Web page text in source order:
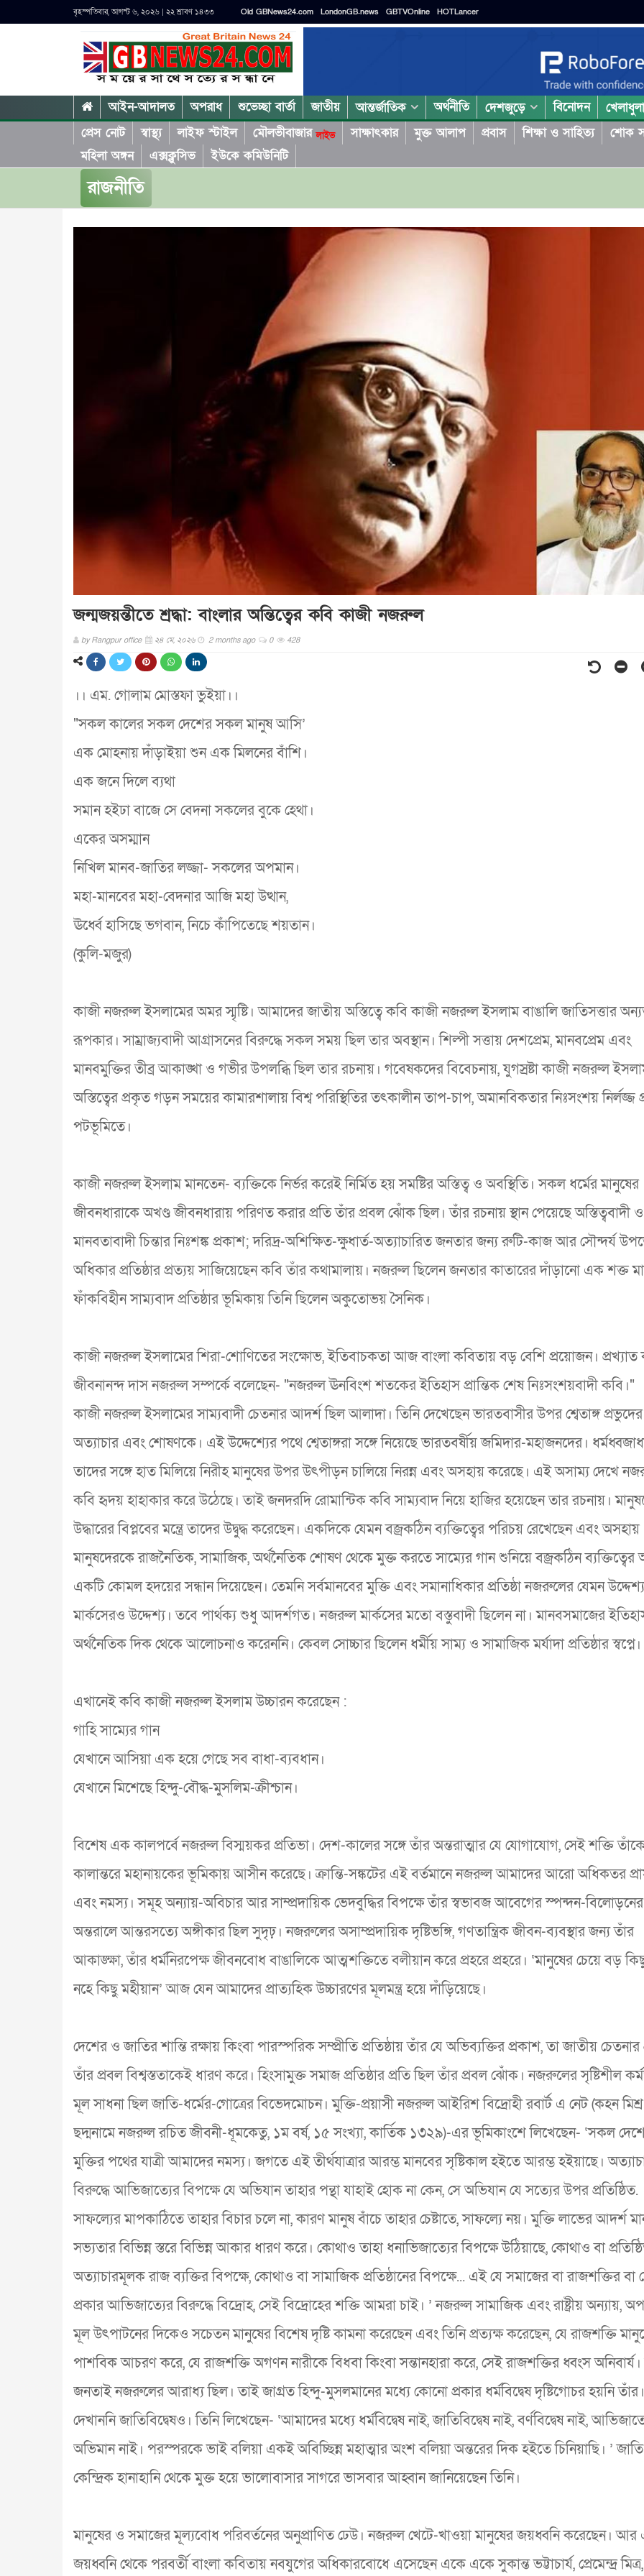
বৃহস্পতিবার, আগস্ট ৬, ২০২৬ | ২২ শ্রাবণ ১৪৩৩ Old GBNews24.com LondonGB.news GBTVOnline HOTLancer
আইন-আদালত অপরাধ শুভেচ্ছা বার্তা জাতীয় আন্তর্জাতিক অর্থনীতি দেশজুড়ে বিনোদন
প্রেস নোট
স্বাস্থ্য লাইফ স্টাইল মৌলভীবাজারলাইভ সাক্ষাৎকার মুক্ত আলাপ প্রবাস শিক্ষা ও সাহিত্য শোক
মহিলা অঙ্গন
এক্সক্লুসিভ ইউকে কমিউনিটি
রাজনীতি
জন্মজয়ন্তীতে শ্রদ্ধা: বাংলার অন্তিত্বের কবি কাজী নজরুল
byRangpur office ২৪ মে, ২০২৬ 2 months ago 0 428
।। এম. গোলাম মোস্তফা ভুইয়া।।
"সকল কালের সকল দেশের সকল মানুষ আসি’
এক মোহনায় দাঁড়াইয়া শুন এক মিলনের বাঁশি।
এক জনে দিলে ব্যথা
সমান হইঢা বাজে সে বেদনা সকলের বুকে হেথা।
একের অসম্মান
নিখিল মানব-জাতির লজ্জা- সকলের অপমান।
মহা-মানবের মহা-বেদনার আজি মহা উত্থান,
ঊর্ধ্বে হাসিছে ভগবান, নিচে কাঁপিতেছে শয়তান।
(কুলি-মজুর)
কাজী নজরুল ইসলামের অমর স্মৃষ্টি। আমাদের জাতীয় অস্তিত্বে কবি কাজী নজরুল ইসলাম বাঙালি জাতিসত্তার
রূপকার। সাম্রাজ্যবাদী আগ্রাসনের বিরুদ্ধে সকল সময় ছিল তার অবস্থান। শিল্পী সত্তায় দেশপ্রেম, মানবপ্রেম এবং
মানবমুক্তির তীব্র আকাঙ্খা ও গভীর উপলব্ধি ছিল তার রচনায়। গবেষকদের বিবেচনায়, যুগস্রষ্টা কাজী নজরুল
অস্তিত্বের প্রকৃত গড়ন সময়ের কামারশালায় বিশ্ব পরিস্থিতির তৎকালীন তাপ-চাপ, অমানবিকতার নিঃসংশয় নির্লজ্জ
পটভূমিতে।
কাজী নজরুল ইসলাম মানতেন- ব্যক্তিকে নির্ভর করেই নির্মিত হয় সমষ্টির অস্তিত্ব ও অবস্থিতি। সকল ধর্মের মানুষের
জীবনধারাকে অখণ্ড জীবনধারায় পরিণত করার প্রতি তাঁর প্রবল ঝোঁক ছিল। তাঁর রচনায় স্থান পেয়েছে অস্তিত্ববাদী ও
মানবতাবাদী চিন্তার নিঃশঙ্ক প্রকাশ; দরিদ্র-অশিক্ষিত-ক্ষুধার্ত-অত্যাচারিত জনতার জন্য রুটি-কাজ আর সৌন্দর্য
অধিকার প্রতিষ্ঠার প্রত্যয় সাজিয়েছেন কবি তাঁর কথামালায়। নজরুল ছিলেন জনতার কাতারের দাঁড়ানো এক শক্ত
ফাঁকবিহীন সাম্যবাদ প্রতিষ্ঠার ভূমিকায় তিনি ছিলেন অকুতোভয় সৈনিক।
কাজী নজরুল ইসলামের শিরা-শোণিতের সংক্ষোভ, ইতিবাচকতা আজ বাংলা কবিতায় বড় বেশি প্রয়োজন। প্রখ্যাত
জীবনানন্দ দাস নজরুল সম্পর্কে বলেছেন- "নজরুল ঊনবিংশ শতকের ইতিহাস প্রান্তিক শেষ নিঃসংশয়বাদী কবি।"
কাজী নজরুল ইসলামের সাম্যবাদী চেতনার আদর্শ ছিল আলাদা। তিনি দেখেছেন ভারতবাসীর উপর শ্বেতাঙ্গ প্রভুদের
অত্যাচার এবং শোষণকে। এই উদ্দেশ্যের পথে শ্বেতাঙ্গরা সঙ্গে নিয়েছে ভারতবর্ষীয় জমিদার-মহাজনদের।
তাদের সঙ্গে হাত মিলিয়ে নিরীহ মানুষের উপর উৎপীড়ন চালিয়ে নিরন্ন এবং অসহায় করেছে। এই অসাম্য দেখে
কবি হৃদয় হাহাকার করে উঠেছে। তাই জনদরদি রোমান্টিক কবি সাম্যবাদ নিয়ে হাজির হয়েছেন তার রচনায়।
উদ্ধারের বিপ্লবের মন্ত্রে তাদের উদ্বুদ্ধ করেছেন। একদিকে যেমন বজ্রকঠিন ব্যক্তিত্বের পরিচয় রেখেছেন এবং অসহায়
মানুষদেরকে রাজনৈতিক, সামাজিক, অর্থনৈতিক শোষণ থেকে মুক্ত করতে সাম্যের গান শুনিয়ে বজ্রকঠিন
একটি কোমল হদয়ের সন্ধান দিয়েছেন। তেমনি সর্বমানবের মুক্তি এবং সমানাধিকার প্রতিষ্ঠা নজরুলের যেমন
মার্কসেরও উদ্দেশ্য। তবে পার্থক্য শুধু আদর্শগত। নজরুল মার্কসের মতো বস্তুবাদী ছিলেন না। মানবসমাজের
অর্থনৈতিক দিক থেকে আলোচনাও করেননি। কেবল সোচ্চার ছিলেন ধর্মীয় সাম্য ও সামাজিক মর্যাদা প্রতিষ্ঠার স্বপ্নে।
এখানেই কবি কাজী নজরুল ইসলাম উচ্চারন করেছেন :
গাহি সাম্যের গান
যেখানে আসিয়া এক হয়ে গেছে সব বাধা-ব্যবধান।
যেখানে মিশেছে হিন্দু-বৌদ্ধ-মুসলিম-ক্রীশ্চান।
বিশেষ এক কালপর্বে নজরুল বিস্ময়কর প্রতিভা। দেশ-কালের সঙ্গে তাঁর অন্তরাত্মার যে যোগাযোগ, সেই শক্তি
কালান্তরে মহানায়কের ভূমিকায় আসীন করেছে। ক্রান্তি-সঙ্কটের এই বর্তমানে নজরুল আমাদের আরো অধিকতর
এবং নমস্য। সমূহ অন্যায়-অবিচার আর সাম্প্রদায়িক ভেদবুদ্ধির বিপক্ষে তাঁর স্বভাবজ আবেগের স্পন্দন-বিলোড়নের
অন্তরালে আন্তরসত্যে অঙ্গীকার ছিল সুদৃঢ়। নজরুলের অসাম্প্রদায়িক দৃষ্টিভঙ্গি, গণতান্ত্রিক জীবন-ব্যবস্থার জন্য তাঁর
আকাঙ্ক্ষা, তাঁর ধর্মনিরপেক্ষ জীবনবোধ বাঙালিকে আত্মশক্তিতে বলীয়ান করে প্রহরে প্রহরে। ‘মানুষের চেয়ে বড়
নহে কিছু মহীয়ান’ আজ যেন আমাদের প্রাত্যহিক উচ্চারণের মূলমন্ত্র হয়ে দাঁড়িয়েছে।
দেশের ও জাতির শান্তি রক্ষায় কিংবা পারস্পরিক সম্প্রীতি প্রতিষ্ঠায় তাঁর যে অভিব্যক্তির প্রকাশ, তা জাতীয় চেতনার
তাঁর প্রবল বিশ্বস্ততাকেই ধারণ করে। হিংসামুক্ত সমাজ প্রতিষ্ঠার প্রতি ছিল তাঁর প্রবল ঝোঁক। নজরুলের সৃষ্টিশীল
মূল সাধনা ছিল জাতি-ধর্মের-গোত্রের বিভেদমোচন। মুক্তি-প্রয়াসী নজরুল আইরিশ বিদ্রোহী রবার্ট এ নেট (কহন মিশ্র
ছদ্মনামে নজরুল রচিত জীবনী-ধূমকেতু, ১ম বর্ষ, ১৫ সংখ্যা, কার্তিক ১৩২৯)-এর ভূমিকাংশে লিখেছেন- ‘সকল
মুক্তির পথের যাত্রী আমাদের নমস্য। জগতে এই তীর্থযাত্রার আরম্ভ মানবের সৃষ্টিকাল হইতে আরম্ভ হইয়াছে।
বিরুদ্ধে আভিজাত্যের বিপক্ষে যে অভিযান তাহার পন্থা যাহাই হোক না কেন, সে অভিযান যে সত্যের উপর প্রতিষ্ঠিত.
সাফল্যের মাপকাঠিতে তাহার বিচার চলে না, কারণ মানুষ বাঁচে তাহার চেষ্টাতে, সাফল্যে নয়। মুক্তি লাভের আদর্শ
সভ্যতার বিভিন্ন স্তরে বিভিন্ন আকার ধারণ করে। কোথাও তাহা ধনাভিজাত্যের বিপক্ষে উঠিয়াছে, কোথাও বা
অত্যাচারমূলক রাজ ব্যক্তির বিপক্ষে, কোথাও বা সামাজিক প্রতিষ্ঠানের বিপক্ষে... এই যে সমাজের বা রাজশক্তির
প্রকার আভিজাত্যের বিরুদ্ধে বিদ্রোহ, সেই বিদ্রোহের শক্তি আমরা চাই। ’ নজরুল সামাজিক এবং রাষ্ট্রীয় অন্যায়,
মূল উৎপাটনের দিকেও সচেতন মানুষের বিশেষ দৃষ্টি কামনা করেছেন এবং তিনি প্রত্যক্ষ করেছেন, যে রাজশক্তি
পাশবিক আচরণ করে, যে রাজশক্তি অগণন নারীকে বিধবা কিংবা সন্তানহারা করে, সেই রাজশক্তির ধ্বংস
জনতাই নজরুলের আরাধ্য ছিল। তাই জাগ্রত হিন্দু-মুসলমানের মধ্যে কোনো প্রকার ধর্মবিদ্বেষ দৃষ্টিগোচর হয়নি তাঁর।
দেখাননি জাতিবিদ্বেষও। তিনি লিখেছেন- ‘আমাদের মধ্যে ধর্মবিদ্বেষ নাই, জাতিবিদ্বেষ নাই, বর্ণবিদ্বেষ নাই,
অভিমান নাই। পরস্পরকে ভাই বলিয়া একই অবিচ্ছিন্ন মহাত্মার অংশ বলিয়া অন্তরের দিক হইতে চিনিয়াছি। ’
কেন্দ্রিক হানাহানি থেকে মুক্ত হয়ে ভালোবাসার সাগরে ভাসবার আহ্বান জানিয়েছেন তিনি।
মানুষের ও সমাজের মূল্যবোধ পরিবর্তনের অনুপ্রাণিত ঢেউ। নজরুল খেটে-খাওয়া মানুষের জয়ধ্বনি করেছেন।
জয়ধ্বনি থেকে পরবর্তী বাংলা কবিতায় নবযুগের অধিকারবোধে এসেছেন একে একে সুকান্ত ভট্টাচার্য, প্রেমেন্দ্র